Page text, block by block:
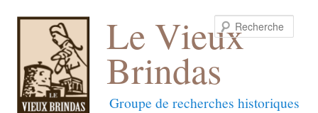
Le Vieux
Brindas
Groupe de recherches historiques